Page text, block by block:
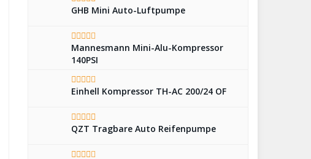
GHB Mini Auto-Luftpumpe
Mannesmann Mini-Alu-Kompressor
140PSI
Einhell Kompressor TH-AC 200/24 OF
QZT Tragbare Auto Reifenpumpe